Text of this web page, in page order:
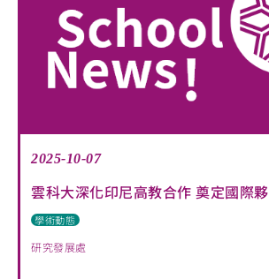
2025-10-07
雲科大深化印尼高教合作 奠定國際
學術動態
研究發展處